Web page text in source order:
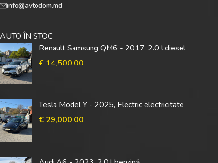
info@avtodom.md
AUTO ÎN STOC
Renault Samsung QM6 - 2017, 2.0 l diesel
€ 14,500.00
Tesla Model Y - 2025, Electric electricitate
€ 29,000.00